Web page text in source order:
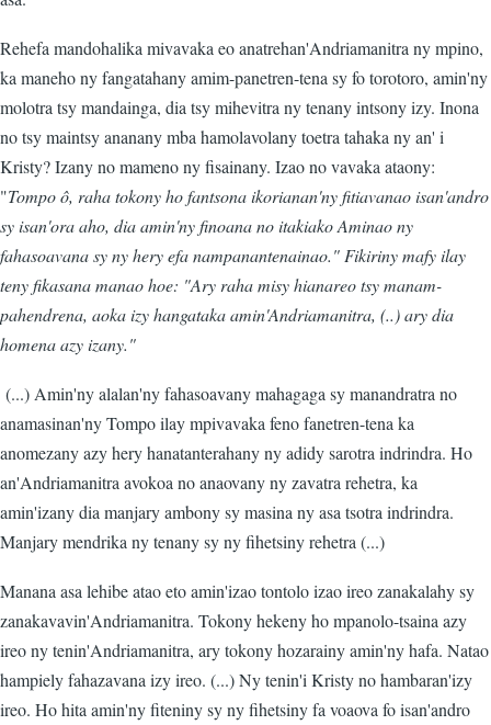
Rehefa mandohalika mivavaka eo anatrehan'Andriamanitra ny mpino,
ka maneho ny fangatahany amim-panetren-tena sy fo torotoro, amin'ny
molotra tsy mandainga, dia tsy mihevitra ny tenany intsony izy. Inona
no tsy maintsy ananany mba hamolavolany toetra tahaka ny an' i
Kristy? Izany no mameno ny fisainany. Izao no vavaka ataony:
"Tompo ô, raha tokony ho fantsona ikorianan'ny fitiavanao isan'andro
sy isan'ora aho, dia amin'ny finoana no itakiako Aminao ny
fahasoavana sy ny hery efa nampanantenainao." Fikiriny mafy ilay
teny fikasana manao hoe: "Ary raha misy hianareo tsy manam-
pahendrena, aoka izy hangataka amin'Andriamanitra, (..) ary dia
homena azy izany."
(...) Amin'ny alalan'ny fahasoavany mahagaga sy manandratra no
anamasinan'ny Tompo ilay mpivavaka feno fanetren-tena ka
anomezany azy hery hanatanterahany ny adidy sarotra indrindra. Ho
an'Andriamanitra avokoa no anaovany ny zavatra rehetra, ka
amin'izany dia manjary ambony sy masina ny asa tsotra indrindra.
Manjary mendrika ny tenany sy ny fihetsiny rehetra (...)
Manana asa lehibe atao eto amin'izao tontolo izao ireo zanakalahy sy
zanakavavin'Andriamanitra. Tokony hekeny ho mpanolo-tsaina azy
ireo ny tenin'Andriamanitra, ary tokony hozarainy amin'ny hafa. Natao
hampiely fahazavana izy ireo. (...) Ny tenin'i Kristy no hambaran'izy
ireo. Ho hita amin'ny fiteniny sy ny fihetsiny fa voaova fo isan'andro